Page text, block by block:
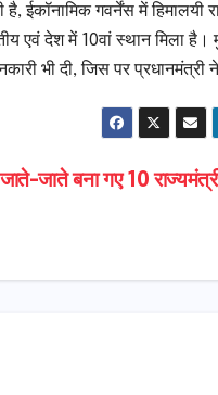
ईकॉनामिक गवर्नेंस में हिमालयी
एवं देश में 10वां स्थान मिला है।
भी दी, जिस पर प्रधानमंत्री
जाते बना गए 10